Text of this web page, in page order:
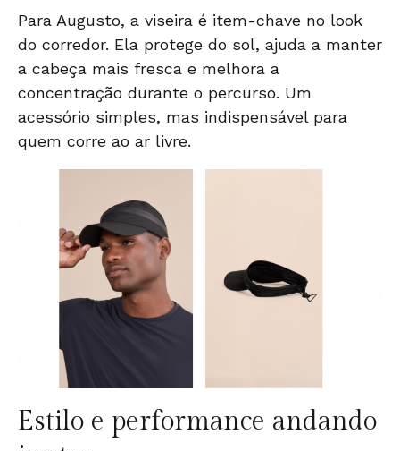
Para Augusto, a viseira é item-chave no look
do corredor. Ela protege do sol, ajuda a manter
a cabeça mais fresca e melhora a
concentração durante o percurso. Um
acessório simples, mas indispensável para
quem corre ao ar livre.
Estilo e performance andando